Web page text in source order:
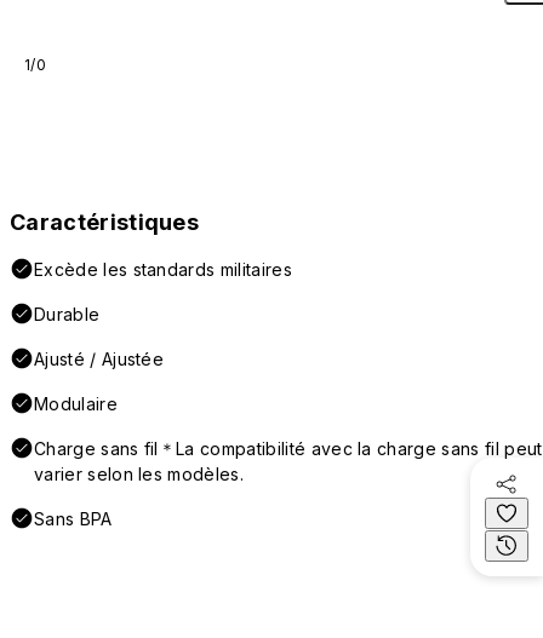
1/0
Caractéristiques
Excède les standards militaires
Durable
Ajusté / Ajustée
Modulaire
Charge sans fil＊La compatibilité avec la charge sans fil peut
varier selon les modèles.
Sans BPA